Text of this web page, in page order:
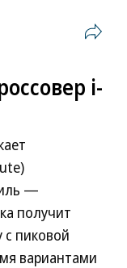
i-
—
получит
с пиковой
вариантами